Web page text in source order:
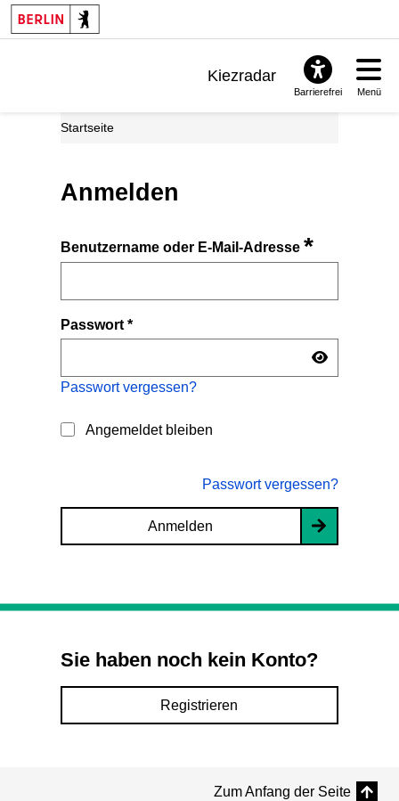
Kiezradar
Barrierefrei Menü
Startseite
Anmelden
Benutzername oder E-Mail-Adresse*
Passwort*
Passwort vergessen?
Angemeldet bleiben
Passwort vergessen?
Anmelden
Sie haben noch kein Konto?
Registrieren
Zum Anfang der Seite